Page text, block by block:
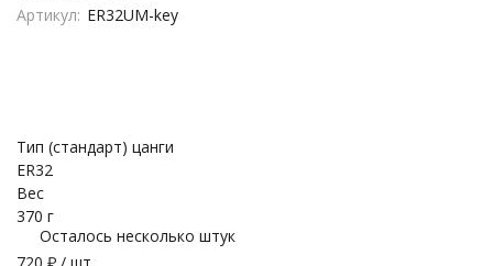
Артикул: ER32UM-key
Тип (стандарт) цанги
ER32
Вес
370 г
Осталось несколько штук